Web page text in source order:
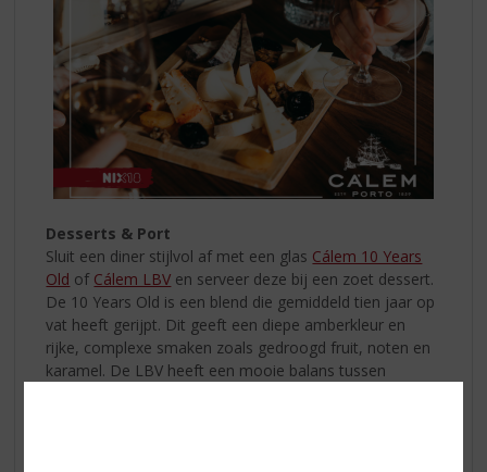
Desserts & Port
Sluit een diner stijlvol af met een glas Cálem 10 Years
Old of Cálem LBV en serveer deze bij een zoet dessert.
De 10 Years Old is een blend die gemiddeld tien jaar op
vat heeft gerijpt. Dit geeft een diepe amberkleur en
rijke, complexe smaken zoals gedroogd fruit, noten en
karamel. De LBV heeft een mooie balans tussen